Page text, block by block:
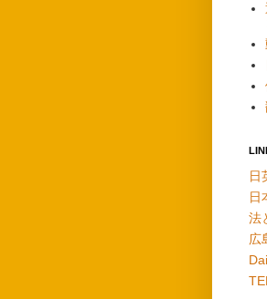
日
日
法
広